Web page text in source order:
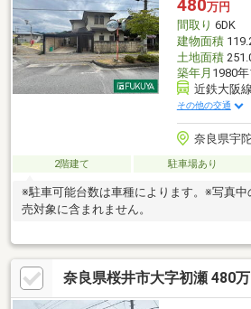
480万円
間取り 6DK
建物面積
土地面積
築年月 1980
近鉄大阪
その他の交通
奈良県宇
2階建て 駐車場あり
※駐車可能台数は車種によります。※写真中
売対象に含まれません。
奈良県桜井市大字初瀬 480